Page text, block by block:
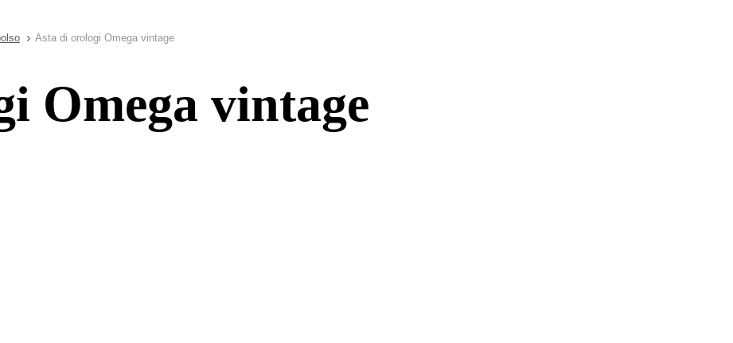
Asta di orologi Omega vintage
Omega vintage